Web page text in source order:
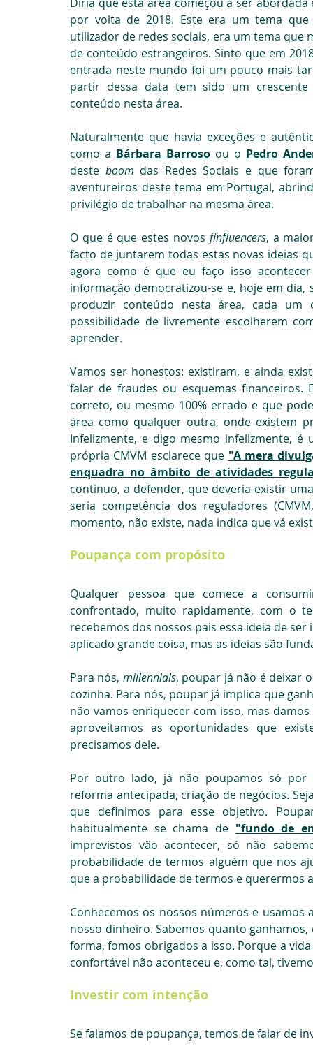
por volta de 2018. Este era um tema
utilizador de redes sociais, era um tema que
de conteúdo estrangeiros. Sinto que em
entrada neste mundo foi um pouco mais
partir dessa data tem sido um
conteúdo nesta área.
Naturalmente que havia exceções e
como a Bárbara Barroso ou o Pedro
deste boom das Redes Sociais e que
aventureiros deste tema em Portugal,
privilégio de trabalhar na mesma área.
O que é que estes novos finfluencers, a
facto de juntarem todas estas novas ideias
agora como é que eu faço isso
informação democratizou-se e, hoje em dia,
produzir conteúdo nesta área, cada
possibilidade de livremente escolherem
aprender.
Vamos ser honestos: existiram, e ainda
falar de fraudes ou esquemas
correto, ou mesmo 100% errado e que
área como qualquer outra, onde existem
Infelizmente, e digo mesmo infelizmente,
própria CMVM esclarece que "A mera
enquadra no âmbito de atividades
continuo, a defender, que deveria existir
seria competência dos reguladores
momento, não existe, nada indica que vá
Poupança com propósito
Qualquer pessoa que comece a
confrontado, muito rapidamente, com o
recebemos dos nossos pais essa ideia de
aplicado grande coisa, mas as ideias são
Para nós, millennials, poupar já não é deixar
cozinha. Para nós, poupar já implica que
não vamos enriquecer com isso, mas
aproveitamos as oportunidades que
precisamos dele.
Por outro lado, já não poupamos só por
reforma antecipada, criação de negócios.
que definimos para esse objetivo.
habitualmente se chama de "fundo de
imprevistos vão acontecer, só não
probabilidade de termos alguém que nos
que a probabilidade de termos e querermos
Conhecemos os nossos números e
nosso dinheiro. Sabemos quanto
forma, fomos obrigados a isso. Porque a
confortável não aconteceu e, como tal,
Investir com intenção
Se falamos de poupança, temos de falar de